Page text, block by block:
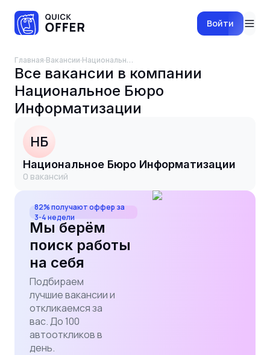
Войти
Главная·Вакансии· Национальное Бюро Информатизации
Все вакансии в компании
Национальное Бюро
Информатизации
НБ
Национальное Бюро Информатизации
0 вакансий
82% получают оффер за
3-4 недели
Мы берём
поиск работы
на себя
Подбираем
лучшие вакансии и
откликаемся за
вас. До 100
автооткликов в
день.